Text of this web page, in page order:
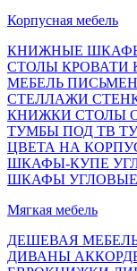
Корпусная мебель
КНИЖНЫЕ
СТОЛЫ КРОВАТИ
МЕБЕЛЬ
СТЕЛЛАЖИ
КНИЖКИ СТОЛЫ
ТУМБЫ ПОД ТВ
ЦВЕТА НА
ШКАФЫ-КУПЕ
ШКАФЫ УГЛОВЫЕ
Мягкая мебель
ДЕШЕВАЯ
ДИВАНЫ